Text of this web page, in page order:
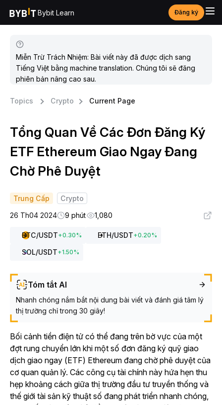
Bybit Learn Đăng ký
Miễn Trừ Trách Nhiệm: Bài viết này đã được dịch sang
Tiếng Việt bằng machine translation. Chúng tôi sẽ đăng
phiên bản nâng cao sau.
Topics Crypto Current Page
Tổng Quan Về Các Đơn Đăng Ký
ETF Ethereum Giao Ngay Đang
Chờ Phê Duyệt
Trung Cấp
Crypto
26 Th04 2024
9 phút 1,080
BTC/USDT+0.30% ETH/USDT+0.20%
SOL/USDT+1.50%
Tóm tắt AI
Nhanh chóng nắm bắt nội dung bài viết và đánh giá tâm lý
thị trường chỉ trong 30 giây!
Bối cảnh tiền điện tử có thể đang trên bờ vực của một
đợt rung chuyển lớn khi một số đơn đăng ký quỹ giao
dịch giao ngay (ETF) Ethereum đang chờ phê duyệt của
cơ quan quản lý. Các công cụ tài chính này hứa hẹn thu
hẹp khoảng cách giữa thị trường đầu tư truyền thống và
thế giới tài sản kỹ thuật số đang phát triển nhanh chóng,